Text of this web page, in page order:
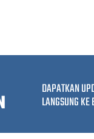
DAPATKAN
LANGSUNG